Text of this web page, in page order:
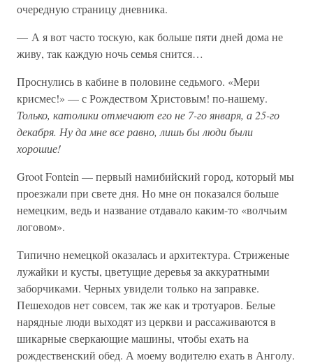
очередную страницу дневника.
— А я вот часто тоскую, как больше пяти дней дома не
живу, так каждую ночь семья снится…
Проснулись в кабине в половине седьмого. «Мери
крисмес!» — с Рождеством Христовым! по-нашему.
Только, католики отмечают его не 7-го января, а 25-го
декабря. Ну да мне все равно, лишь бы люди были
хорошие!
Groot Fontein — первый намибийский город, который мы
проезжали при свете дня. Но мне он показался больше
немецким, ведь и название отдавало каким-то «волчьим
логовом».
Типично немецкой оказалась и архитектура. Стриженые
лужайки и кусты, цветущие деревья за аккуратными
заборчиками. Черных увидели только на заправке.
Пешеходов нет совсем, так же как и тротуаров. Белые
нарядные люди выходят из церкви и рассаживаются в
шикарные сверкающие машины, чтобы ехать на
рождественский обед. А моему водителю ехать в Анголу.